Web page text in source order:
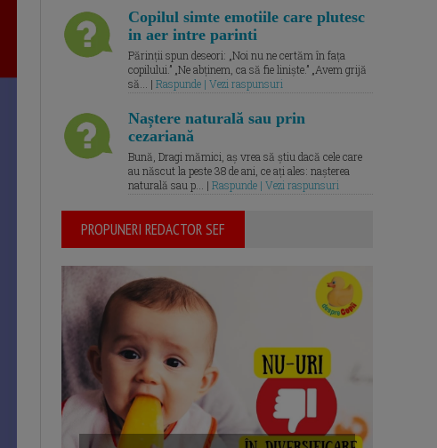
Copilul simte emotiile care plutesc
in aer intre parinti
Părinții spun deseori: „Noi nu ne certăm în fața
copilului.” „Ne abținem, ca să fie liniște.” „Avem grijă
să... | Raspunde | Vezi raspunsuri
Naștere naturală sau prin
cezariană
Bună, Dragi mămici, aș vrea să știu dacă cele care
au născut la peste 38 de ani, ce ați ales: nașterea
naturală sau p... | Raspunde | Vezi raspunsuri
PROPUNERI REDACTOR SEF